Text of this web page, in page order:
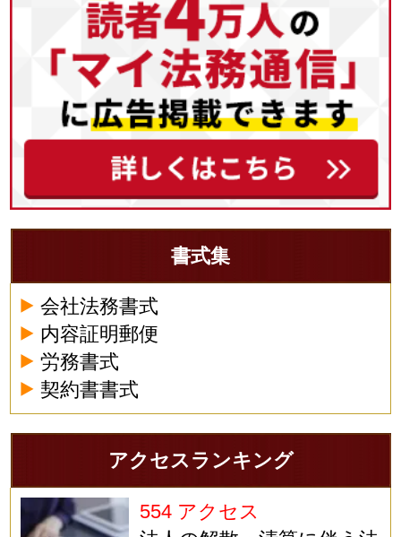
書式集
会社法務書式
内容証明郵便
労務書式
契約書書式
アクセスランキング
554 アクセス